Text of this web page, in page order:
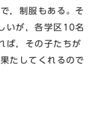
，制服もある。そ
いが，各学区10名
ば，その子たちが
たしてくれるので